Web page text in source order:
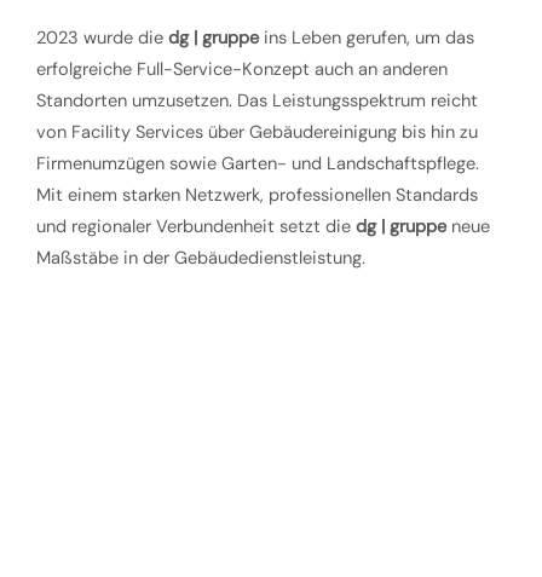
2023 wurde die dg | gruppeins Leben gerufen, um das
erfolgreiche Full-Service-Konzept auch an anderen
Standorten umzusetzen. Das Leistungsspektrum reicht
von Facility Services über Gebäudereinigung bis hin zu
Firmenumzügen sowie Garten- und Landschaftspflege.
Mit einem starken Netzwerk, professionellen Standards
und regionaler Verbundenheit setzt die dg | gruppeneue
Maßstäbe in der Gebäudedienstleistung.